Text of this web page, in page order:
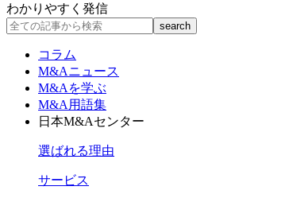
わかりやすく発信
コラム
M&Aニュース
M&Aを学ぶ
M&A用語集
日本M&Aセンター
選ばれる理由
サービス